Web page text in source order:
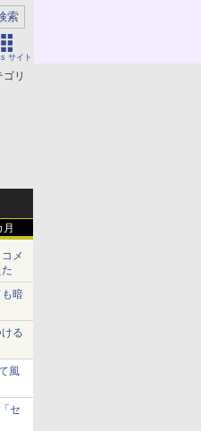
サイト
リ
月
メ
暗
る
風
セ